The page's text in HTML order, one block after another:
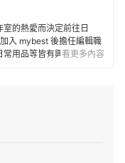
的熱愛而決定前往日
入 mybest 後擔任編輯職
用品等皆有興趣及研究
看更多內容